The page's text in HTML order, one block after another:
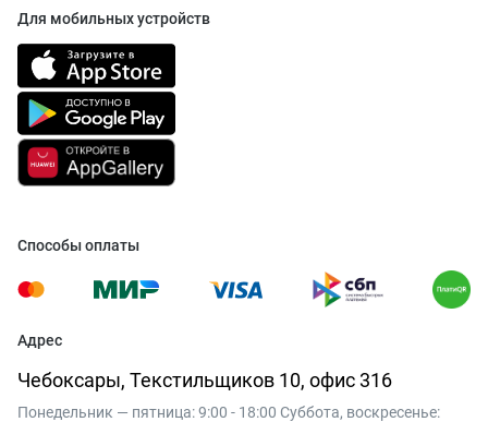
Для мобильных устройств
Способы оплаты
Адрес
Чебоксары, Текстильщиков 10, офис 316
Понедельник — пятница: 9:00 - 18:00 Суббота, воскресенье: